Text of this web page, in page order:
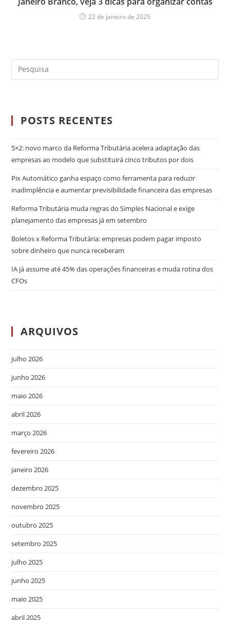
22 de janeiro de 2025
POSTS RECENTES
5×2: novo marco da Reforma Tributária acelera adaptação das
empresas ao modelo que substituirá cinco tributos por dois
Pix Automático ganha espaço como ferramenta para reduzir
inadimplência e aumentar previsibilidade financeira das empresas
Reforma Tributária muda regras do Simples Nacional e exige
planejamento das empresas já em setembro
Boletos x Reforma Tributária: empresas podem pagar imposto
sobre dinheiro que nunca receberam
IA já assume até 45% das operações financeiras e muda rotina dos
CFOs
ARQUIVOS
julho 2026
junho 2026
maio 2026
abril 2026
março 2026
fevereiro 2026
janeiro 2026
dezembro 2025
novembro 2025
outubro 2025
setembro 2025
julho 2025
junho 2025
maio 2025
abril 2025